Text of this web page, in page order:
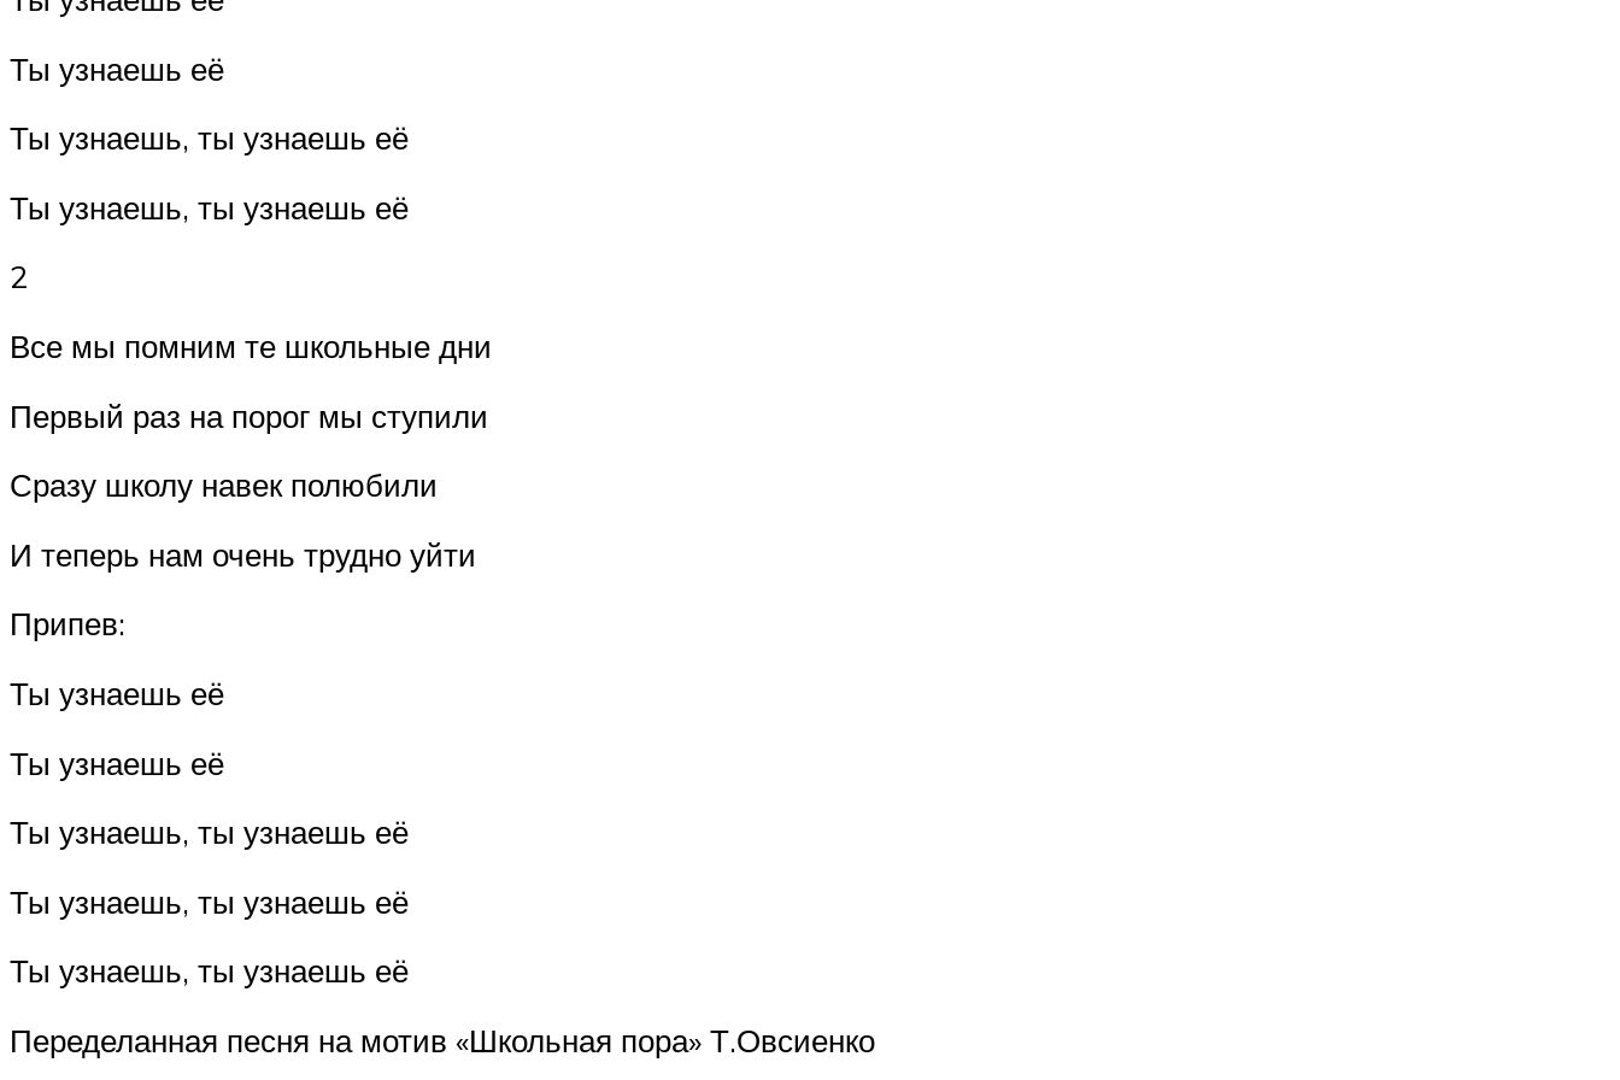
Ты узнаешь её
Ты узнаешь, ты узнаешь её
Ты узнаешь, ты узнаешь её
2
Все мы помним те школьные дни
Первый раз на порог мы ступили
Сразу школу навек полюбили
И теперь нам очень трудно уйти
Припев:
Ты узнаешь её
Ты узнаешь её
Ты узнаешь, ты узнаешь её
Ты узнаешь, ты узнаешь её
Ты узнаешь, ты узнаешь её
Переделанная песня на мотив «Школьная пора» Т.Овсиенко